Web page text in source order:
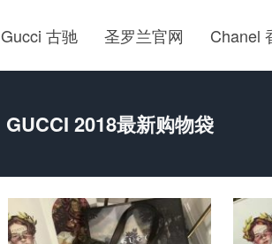
Gucci 古驰 圣罗兰官网 Chanel
GUCCI 2018最新购物袋